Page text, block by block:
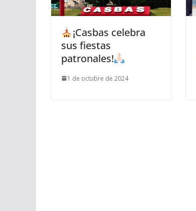
¡Casbas celebra
sus fiestas
patronales!
1 de octubre de 2024